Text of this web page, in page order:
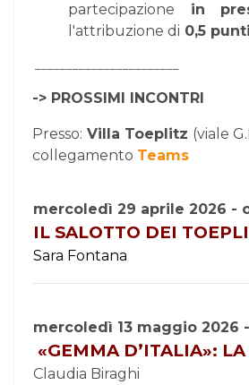
partecipazione in
l'attribuzione di 0,5
-> PROSSIMI INCONTRI
Presso: Villa Toeplitz (viale
collegamento Teams
mercoledì 29 aprile 2026 -
IL SALOTTO DEI
Sara Fontana
mercoledì 13 maggio 2026
«GEMMAD’ITALIA»: LA
Claudia Biraghi